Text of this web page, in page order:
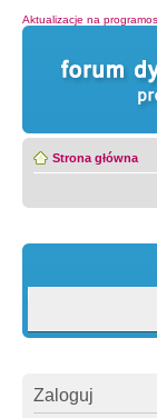
Aktualizacje na
Strona główna
Zaloguj